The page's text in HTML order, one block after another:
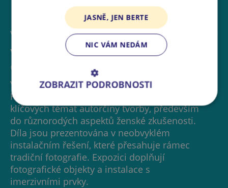
VÝSTAVA GALERIE
Výstava TVOJE KREV / MOJE RŮŽE
The Chemistry Gallery
Výstava české fotografky Bet Orten TVOJE
KREV / MOJE RŮŽE poskytuje vhled do
klíčových témat autorčiny tvorby, především
do různorodých aspektů ženské zkušenosti.
Díla jsou prezentována v neobvyklém
instalačním řešení, které přesahuje rámec
tradiční fotografie. Expozici doplňují
fotografické objekty a instalace s
imerzivními prvky.
JASNĚ, JEN BERTE
NIC VÁM NEDÁM
ZOBRAZIT PODROBNOSTI